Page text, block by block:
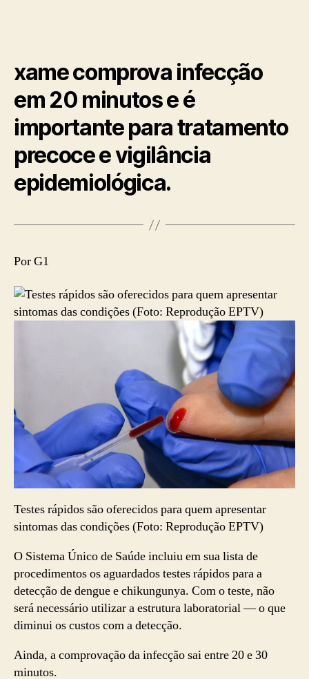
xame comprova infecção
em 20 minutos e é
importante para tratamento
precoce e vigilância
epidemiológica.
Por G1
Testes rápidos são oferecidos para quem apresentar
sintomas das condições (Foto: Reprodução EPTV)
O Sistema Único de Saúde incluiu em sua lista de
procedimentos os aguardados testes rápidos para a
detecção de dengue e chikungunya. Com o teste, não
será necessário utilizar a estrutura laboratorial — o que
diminui os custos com a detecção.
Ainda, a comprovação da infecção sai entre 20 e 30
minutos.